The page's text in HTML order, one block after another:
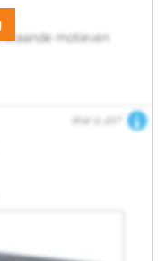
motieven
Wat is dit?